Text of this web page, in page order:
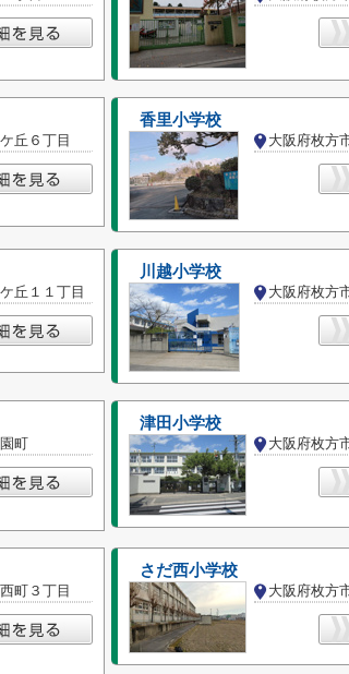
丘６丁目
香里小学校
大阪府枚方
丘１１丁目
川越小学校
大阪府枚方
町
津田小学校
大阪府枚方
町３丁目
さだ西小学校
大阪府枚方